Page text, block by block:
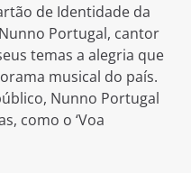
de Identidade da
Portugal, cantor
temas a alegria que
musical do país.
Nunno Portugal
como o ‘Voa